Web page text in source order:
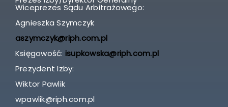
Wiceprezes Sądu Arbitrażowego:
Agnieszka Szymczyk
aszymczyk@riph.com.pl
Księgowość: isupkowska@riph.com.pl
Prezydent Izby:
Wiktor Pawlik
wpawlik@riph.com.pl